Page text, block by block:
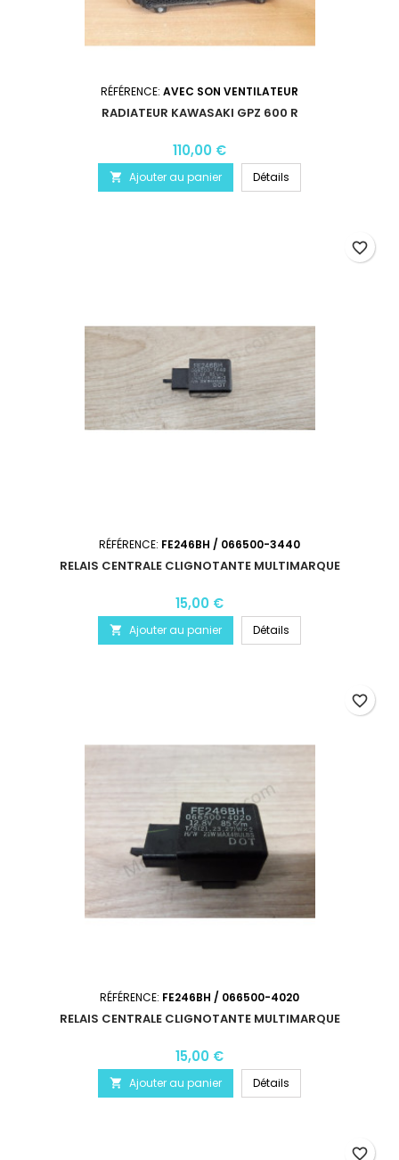
RÉFÉRENCE: AVEC SON VENTILATEUR
RADIATEUR KAWASAKI GPZ 600 R
110,00 €
 Ajouter au panier Détails
RÉFÉRENCE: FE246BH / 066500-3440
RELAIS CENTRALE CLIGNOTANTE MULTIMARQUE
15,00 €
 Ajouter au panier Détails
favorite_border
RÉFÉRENCE: FE246BH / 066500-4020
RELAIS CENTRALE CLIGNOTANTE MULTIMARQUE
15,00 €
 Ajouter au panier Détails
favorite_border
favorite_border